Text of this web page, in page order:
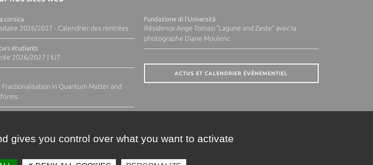
2026/2027 - Calendrier des rentrées
étudiants
2026/2027 | IUT
in Quantum Matter and
Fundazione di l'Università
Résidence Ange Tomasi "Lagune and Zeste" avec la
photographe Diane Moulenc
ACTUS ET CALENDRIER ÉVÈNEMENTIEL
gives you control over what you want to activate